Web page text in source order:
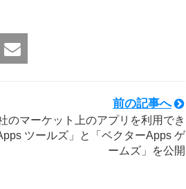
前の記事へ
のマーケット上のアプリを利用でき
ツールズ」と「ベクターApps ゲ
ームズ」を公開